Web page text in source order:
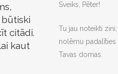
citādi.
kaut
Sveiks, Pēter!
Tu jau noteikti
nolēmu padalīties
Tavas domas.